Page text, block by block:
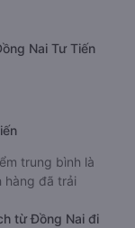
Nai Tư Tiến
trung bình là
hàng đã trải
từ Đồng Nai đi